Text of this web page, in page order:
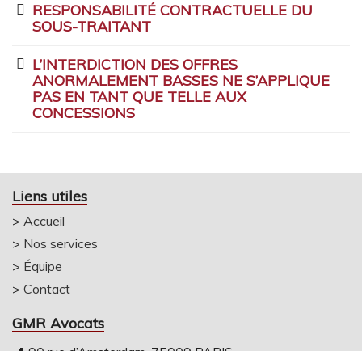
RESPONSABILITÉ CONTRACTUELLE DU
SOUS-TRAITANT
L’INTERDICTION DES OFFRES
ANORMALEMENT BASSES NE S’APPLIQUE
PAS EN TANT QUE TELLE AUX
CONCESSIONS
Liens utiles
> Accueil
> Nos services
> Équipe
> Contact
GMR Avocats